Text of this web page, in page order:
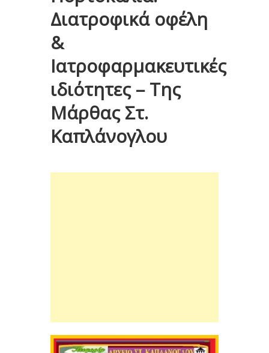
Διατροφικά οφέλη
&
Ιατροφαρμακευτικές
ιδιότητες – Της
Μάρθας Στ.
Καπλάνογλου